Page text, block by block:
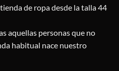
de ropa desde la talla 44
aquellas personas que no
habitual nace nuestro